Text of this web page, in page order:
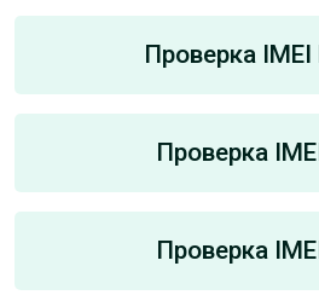
Проверка IMEI
Проверка
Проверка